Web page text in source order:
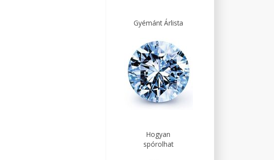
Gyémánt Árlista
Hogyan
spórolhat